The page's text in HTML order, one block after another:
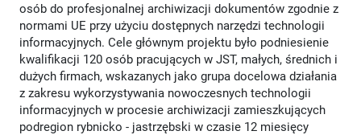
osób do profesjonalnej archiwizacji dokumentów zgodnie z
normami UE przy użyciu dostępnych narzędzi technologii
informacyjnych. Cele głównym projektu było podniesienie
kwalifikacji 120 osób pracujących w JST, małych, średnich i
dużych firmach, wskazanych jako grupa docelowa działania
z zakresu wykorzystywania nowoczesnych technologii
informacyjnych w procesie archiwizacji zamieszkujących
podregion rybnicko - jastrzębski w czasie 12 miesięcy